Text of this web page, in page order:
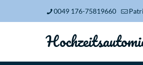
0049 176-75819660